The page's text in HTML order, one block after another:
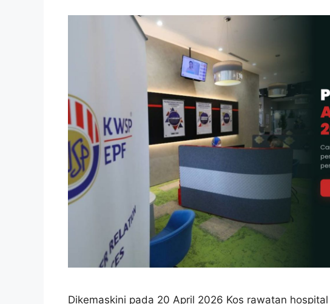
Dikemaskini pada 20 April 2026 Kos rawatan